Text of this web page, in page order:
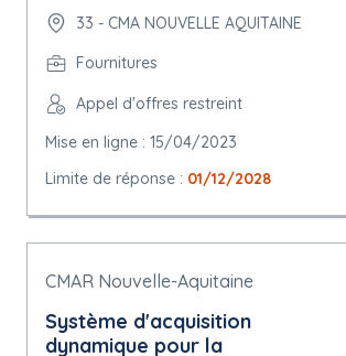
33 - CMA NOUVELLE AQUITAINE
Fournitures
Appel d'offres restreint
Mise en ligne : 15/04/2023
Limite de réponse : 01/12/2028
CMAR Nouvelle-Aquitaine
Système d'acquisition
dynamique pour la